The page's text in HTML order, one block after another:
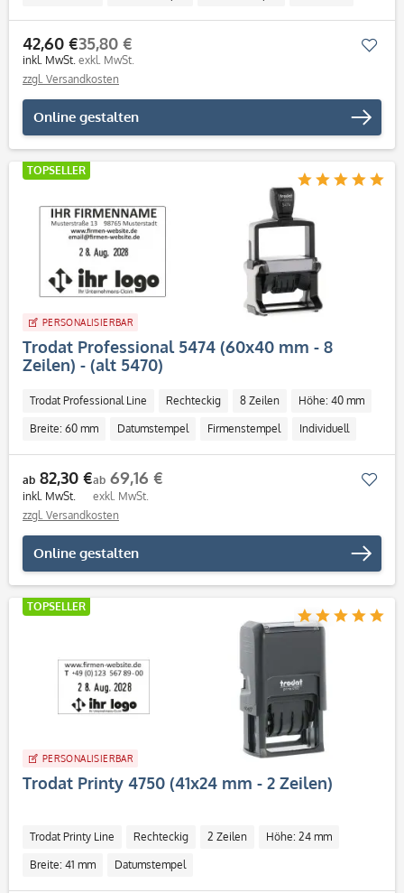
42,60 €
inkl. MwSt.
35,80 €
exkl. MwSt.
zzgl. Versandkosten
Online gestalten
TOPSELLER
PERSONALISIERBAR
Trodat Professional 5474 (60x40 mm - 8
Zeilen) - (alt 5470)
Trodat Professional Line Rechteckig 8 Zeilen Höhe: 40 mm
Breite: 60 mm Datumstempel Firmenstempel Individuell
ab 82,30 €
inkl. MwSt.
ab 69,16 €
exkl. MwSt.
zzgl. Versandkosten
Online gestalten
TOPSELLER
PERSONALISIERBAR
Trodat Printy 4750 (41x24 mm - 2 Zeilen)
Trodat Printy Line Rechteckig 2 Zeilen Höhe: 24 mm
Breite: 41 mm Datumstempel